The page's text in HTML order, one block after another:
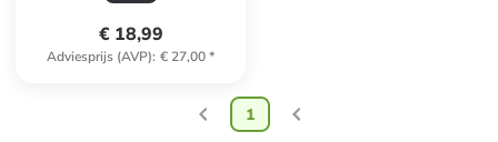
€ 18,99
Adviesprijs (AVP): € 27,00*
1